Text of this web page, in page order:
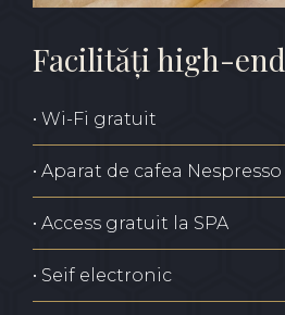
Facilități high-end
• Wi-Fi gratuit
• Aparat de cafea Nespresso
• Access gratuit la SPA
• Seif electronic